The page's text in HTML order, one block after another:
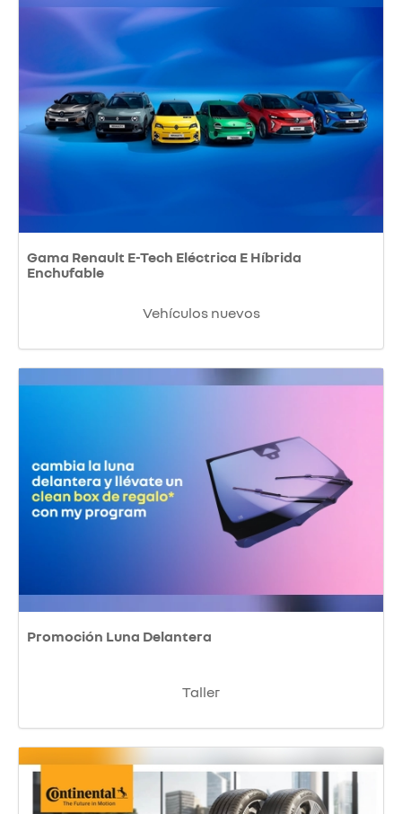
Gama Renault E-Tech Eléctrica E Híbrida
Enchufable
Vehículos nuevos
Promoción Luna Delantera
Taller